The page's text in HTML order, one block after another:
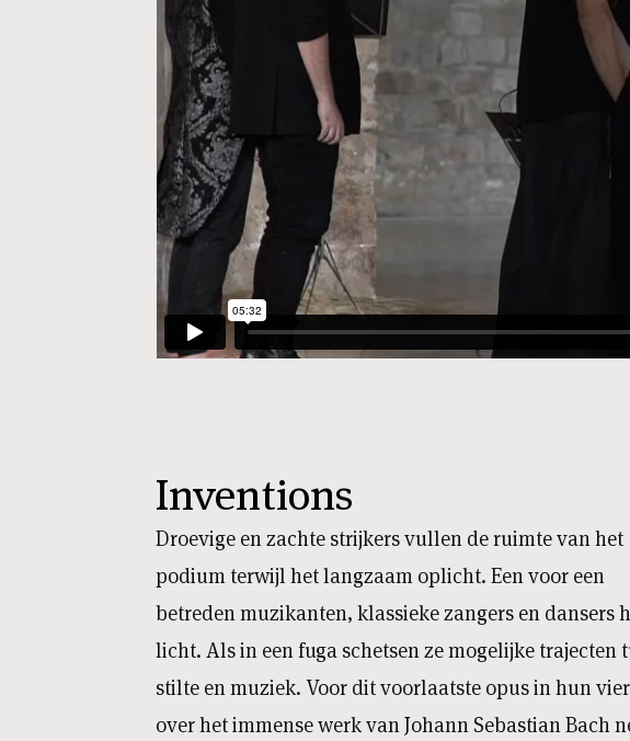
Inventions
Droevige en zachte strijkers vullen de ruimte van het
podium terwijl het langzaam oplicht. Een voor een
betreden muzikanten, klassieke zangers en dansers
licht. Als in een fuga schetsen ze mogelijke trajecten
stilte en muziek. Voor dit voorlaatste opus in hun
over het immense werk van Johann Sebastian Bach